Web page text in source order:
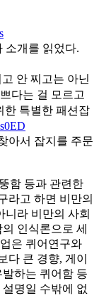
소개를 읽었다.
안 찌고는 아닌
다는 걸 모르고
한 특별한 패션잡
아서 잡지를 주문
함 등과 관련한
라고 하면 비만의
니라 비만의 사회
인식론으로 세
은 퀴어연구와
다 큰 경향, 게이
하는 퀴어함 등
명일 수밖에 없